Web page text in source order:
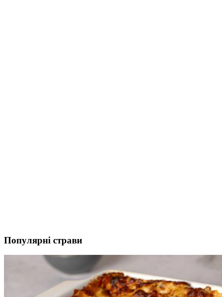
Популярні страви